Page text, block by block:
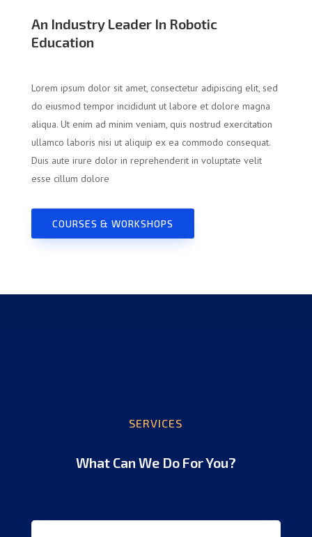
An Industry Leader In Robotic
Education
Lorem ipsum dolor sit amet, consectetur adipiscing elit, sed
do eiusmod tempor incididunt ut labore et dolore magna
aliqua. Ut enim ad minim veniam, quis nostrud exercitation
ullamco laboris nisi ut aliquip ex ea commodo consequat.
Duis aute irure dolor in reprehenderit in voluptate velit
esse cillum dolore
COURSES & WORKSHOPS
SERVICES
What Can We Do For You?